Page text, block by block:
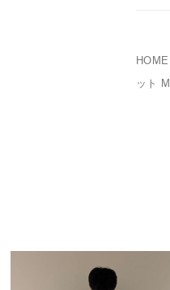
HOME
ット